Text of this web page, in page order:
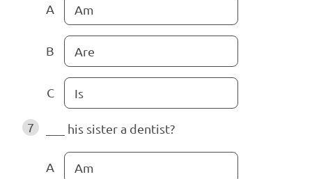
A Am
B Are
C Is
7 ___ his sister a dentist?
A Am